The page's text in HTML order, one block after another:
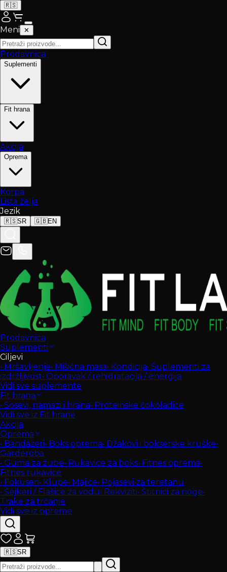
🇷🇸
Meni ✕
Prodavnica
Suplementi
Fit hrana
Akcija
Oprema
Korpa
Lista želja
Jezik
🇷🇸SR 🇬🇧EN
Prodavnica
Suplementi
Ciljevi
• Mršavljenje• Mišićna masa• Kondicija• Suplementi za
izdržljivost• Oporavak / rehidratacija / energija
Vidi sve suplemente
Fit hrana
• Sosevi, namazi i hrana• Proteinske čokoladice
Vidi sve iz Fit hrane
Akcija
Oprema
• Bandažeri• Boks oprema• Džakovi i bokserske kruške•
Garderoba
• Guma za zube• Rukavice za boks• Fitnes oprema•
Fitnes rukavice
• Fokuseri• Klupe• Majice• Pojasevi za teretanu
• Šejkeri / Flašice za vodu• Rekviziti• Štitnici za noge•
Trake za trčanje
Vidi sve iz opreme
🇷🇸SR